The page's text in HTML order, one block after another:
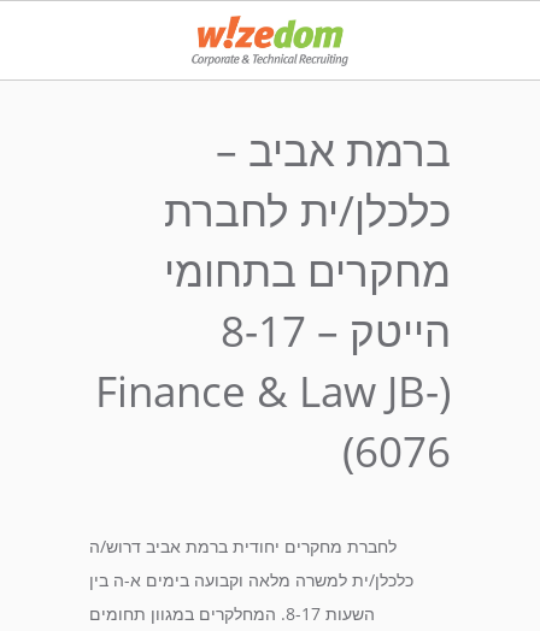
ברמת אביב –
כלכלן/ית לחברת
מחקרים בתחומי
הייטק – 8-17
(Finance & Law JB-
6076)
לחברת מחקרים יחודית ברמת אביב דרוש/ה
כלכלן/ית למשרה מלאה וקבועה בימים א-ה בין
השעות 8-17. המחלקרים במגוון תחומים